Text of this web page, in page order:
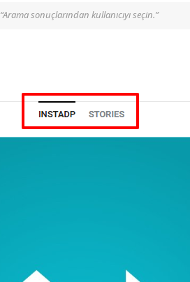
“Arama sonuçlarından kullanıcıyı seçin.”